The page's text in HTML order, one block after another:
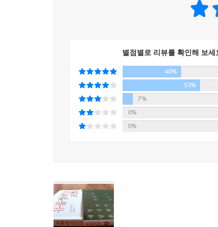
죽음을 이야기함으로써 인생의 참의미를 발견하
별점별로 리뷰를 확인해 보세
40%
53%
7%
0%
0%